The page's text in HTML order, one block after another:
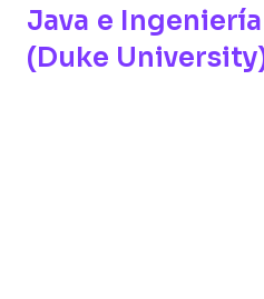
Java e
(Duke